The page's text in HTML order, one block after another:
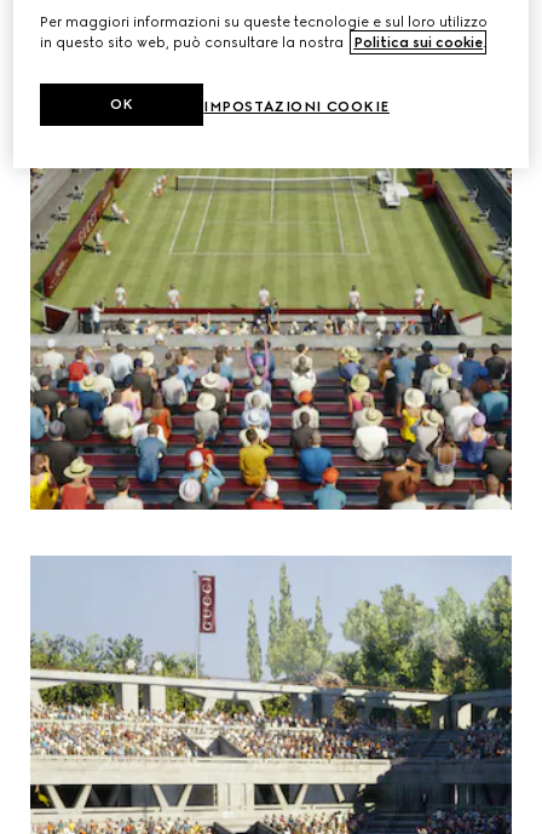
Per maggiori informazioni su queste tecnologie e sul loro utilizzo
in questo sito web, può consultare la nostra
Politica sui cookie
IMPOSTAZIONI COOKIE
OK